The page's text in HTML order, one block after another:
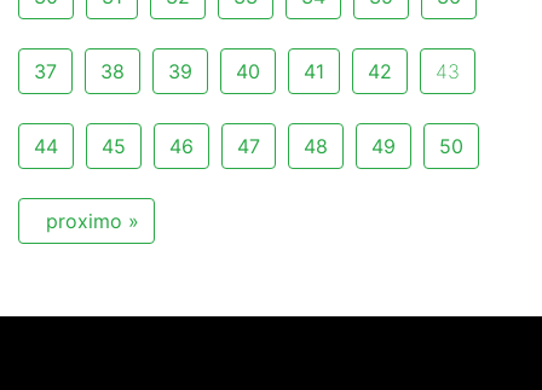
37 38 39 40 41 42 43
44 45 46 47 48 49 50
proximo »